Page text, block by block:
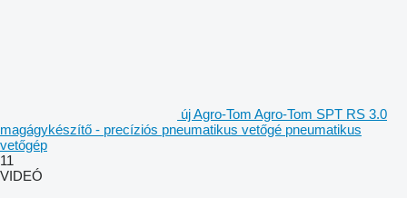
új Agro-Tom Agro-Tom SPT RS 3.0
magágykészítő - precíziós pneumatikus vetőgé pneumatikus
vetőgép
11
VIDEÓ